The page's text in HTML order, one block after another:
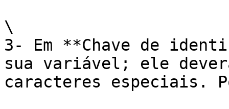
\
3- Em **Chave de
sua variável; ele
caracteres especiais.